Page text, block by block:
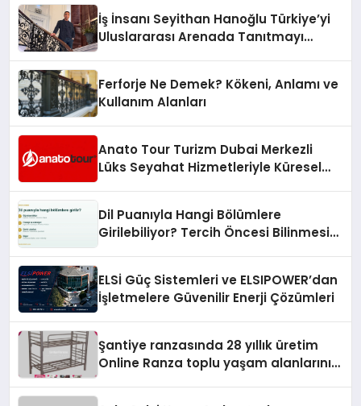
İş İnsanı Seyithan Hanoğlu Türkiye’yi
Uluslararası Arenada Tanıtmayı
Ferforje Ne Demek? Kökeni, Anlamı ve
Kullanım Alanları
Anato Tour Turizm Dubai Merkezli
Lüks Seyahat Hizmetleriyle Küresel
Dil Puanıyla Hangi Bölümlere
Girilebiliyor? Tercih Öncesi Bilinmesi
ELSİ Güç Sistemleri ve ELSIPOWER’dan
İşletmelere Güvenilir Enerji Çözümleri
Şantiye ranzasında 28 yıllık üretim
Online Ranza toplu yaşam alanlarını